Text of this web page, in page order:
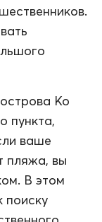
Ко
пункта,
ваше
пляжа, вы
В этом
поиску